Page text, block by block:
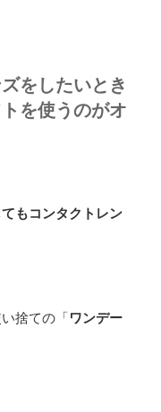
をしたいとき
を使うのがオ
もコンタクトレン
捨ての「ワンデー